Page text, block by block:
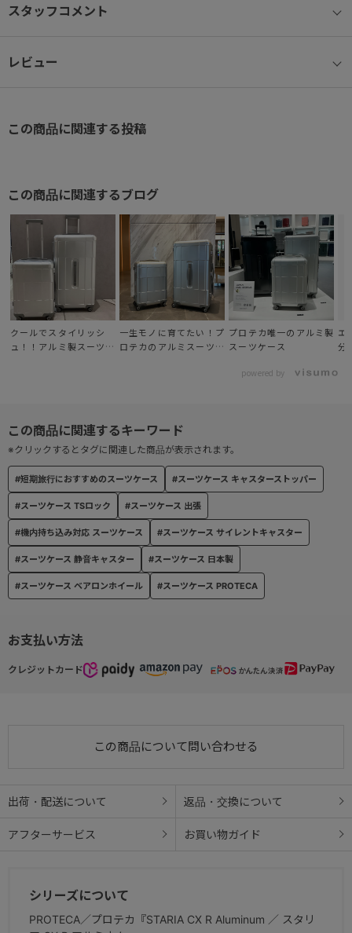
2～3日の旅行向け。国際線、国内線100席以上の航空機に対応。
ふたのようにスムーズに開閉が可能なフレームタイプ。
手元のスイッチで簡単に操作でき、不意な走行を防ぐキャスタース
ホイール部には滑らかな走行を可能にする、ベアリング内蔵のベア
ロンホイールを搭載。
● サイレントキャスター®
公的機関の検査に基づき、従来品に比べ約30％の体感音量軽減が証
明された、自社開発のキャスター。
● ハンドル
TSダイヤルラッチロック(Travel Sentry®認可ロック)搭載で、施錠
したまま預け入れ可能。
※鍵の付属はしません。
スタッフコメント
レビュー
お支払い方法
クレジットカード
この商品について問い合わせる
出荷・配送について 返品・交換について
アフターサービス お買い物ガイド
#短期旅行におすすめのスーツケース #スーツケース キャスターストッパー
#スーツケース TSロック #スーツケース 出張
#機内持ち込み対応 スーツケース #スーツケース サイレントキャスター
#スーツケース 静音キャスター #スーツケース 日本製
#スーツケース ベアロンホイール #スーツケース PROTECA
※クリックするとタグに関連した商品が表示されます。
この商品に関連する投稿
この商品に関連するブログ
クールでスタイリッシ
ュ！！アルミ製スーツケ
一生モノに育てたい！プ
ロテカのアルミスーツケ
プロテカ唯一のアルミ製
スーツケース
エ
分
powered by
シリーズについて
PROTECA／プロテカ『STARIA CX R Aluminum ／ スタリ